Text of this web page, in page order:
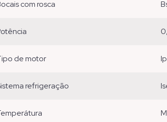
bocais com rosca
potência
tipo de motor
sistema refrigeração
temperátura